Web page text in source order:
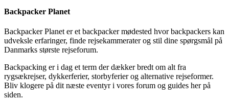
Backpacker Planet
Backpacker Planet er et backpacker mødested hvor backpackers kan
udveksle erfaringer, finde rejsekammerater og stil dine spørgsmål på
Danmarks største rejseforum.
Backpacking er i dag et term der dækker bredt om alt fra
rygsækrejser, dykkerferier, storbyferier og alternative rejseformer.
Bliv klogere på dit næste eventyr i vores forum og guides her på
siden.